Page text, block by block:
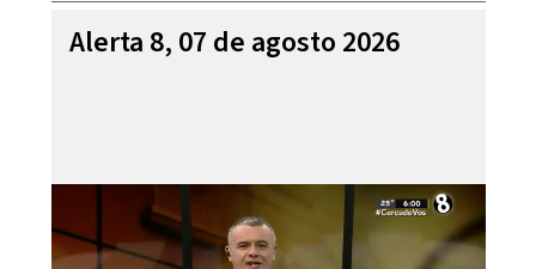
Alerta 8, 07 de agosto 2026